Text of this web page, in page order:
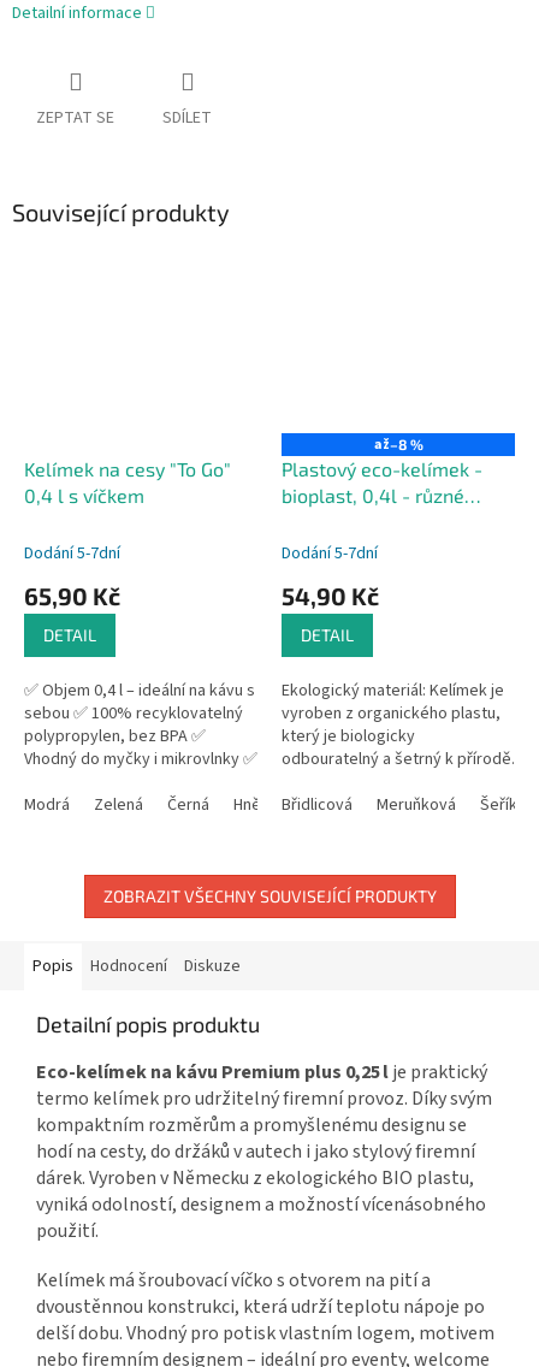
Detailní informace
ZEPTAT SE SDÍLET
Související produkty
Kelímek na cesy "To Go"
0,4 l s víčkem
Dodání 5-7dní
65,90 Kč
DETAIL
✅ Objem 0,4 l – ideální na kávu s
sebou ✅ 100% recyklovatelný
polypropylen, bez BPA ✅
Vhodný do myčky i mikrovlnky ✅
Vyroben v Německu –...
Modrá Zelená Černá Hnědá Růžová
až–8 %
Plastový eco-kelímek -
bioplast, 0,4l - různé
Dodání 5-7dní
54,90 Kč
DETAIL
Ekologický materiál: Kelímek je
vyroben z organického plastu,
který je biologicky
odbouratelný a šetrný k přírodě.
obnovitelných zdrojů, což
Břidlicová Meruňková
ZOBRAZIT VŠECHNY SOUVISEJÍCÍ PRODUKTY
Popis Hodnocení Diskuze
Detailní popis produktu
Eco-kelímek na kávu Premium plus 0,25 lje praktický
termo kelímek pro udržitelný firemní provoz. Díky svým
kompaktním rozměrům a promyšlenému designu se
hodí na cesty, do držáků v autech i jako stylový firemní
dárek. Vyroben v Německu z ekologického BIO plastu,
vyniká odolností, designem a možností vícenásobného
použití.
Kelímek má šroubovací víčko s otvorem na pití a
dvoustěnnou konstrukci, která udrží teplotu nápoje po
delší dobu. Vhodný pro potisk vlastním logem, motivem
nebo firemním designem – ideální pro eventy, welcome